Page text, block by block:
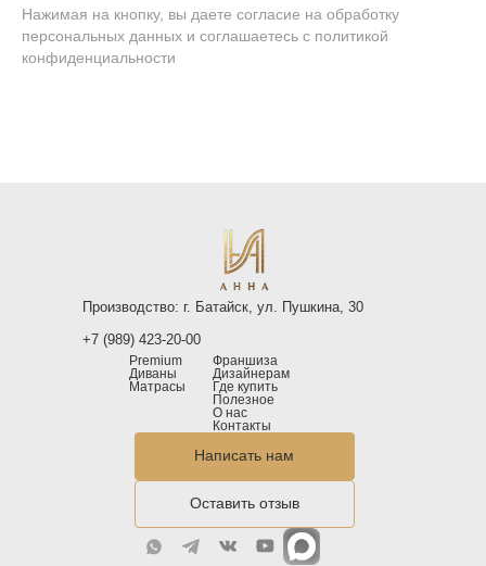
Нажимая на кнопку, вы даете согласие на обработку
персональных данных и соглашаетесь c политикой
конфиденциальности
Производство: г. Батайск, ул. Пушкина, 30
+7 (989) 423-20-00
Premium
Диваны
Матрасы
Франшиза
Дизайнерам
Где купить
Полезное
О нас
Контакты
Написать нам
Оставить отзыв